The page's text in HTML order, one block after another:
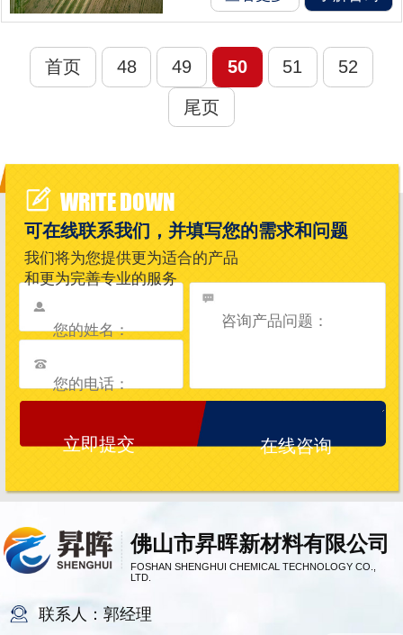
一通电话，广东中山的何先生经
生产农业方面...
首页 48 49 50 51 52
尾页
佛山市昇晖新材料有限公司
FOSHAN SHENGHUI CHEMICAL TECHNOLOGY CO.,
LTD.
联系人：郭经理
WRITE DOWN
可在线联系我们，并填写您的需求和问题
我们将为您提供更为适合的产品
和更为完善专业的服务
在线咨询